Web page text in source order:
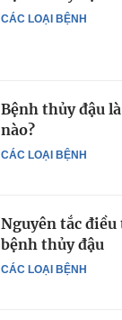
CÁC LOẠI BỆNH
CÁC LOẠI BỆNH
Bệnh thủy đậu
nào?
CÁC LOẠI BỆNH
Nguyên tắc
bệnh thủy đậu